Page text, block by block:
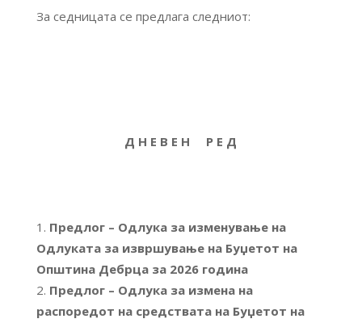
За седницата се предлага следниот:
Д Н Е В Е Н Р Е Д
Предлог – Одлука за изменување на
Одлуката за извршување на Буџетот на
Општина Дебрца за 2026 година
Предлог – Одлука за измена на
распоредот на средствата на Буџетот на